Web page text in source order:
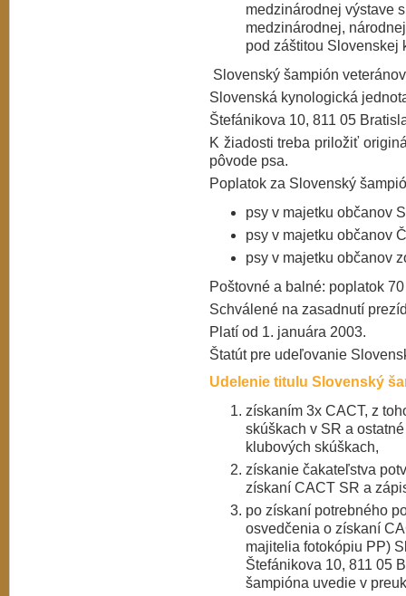
medzinárodnej výstave
medzinárodnej,
pod záštitou Slovenskej
Slovenský šampión
Slovenská kynologická
Štefánikova 10, 811 05
K žiadosti treba priložiť
pôvode psa.
Poplatok za Slovenský
psy v majetku občanov
psy v majetku občanov
psy v majetku občanov
Poštovné a balné: poplatok
Schválené na zasadnutí
Platí od 1. januára 2003.
Štatút pre udeľovanie
Udelenie titulu Slovenský
získaním 3x CACT, z
skúškach v SR a
klubových skúškach,
získanie čakateľstva
získaní CACT SR a
po získaní potrebného
osvedčenia o získaní
majitelia fotokópiu PP)
Štefánikova 10, 811 05
šampióna uvedie v